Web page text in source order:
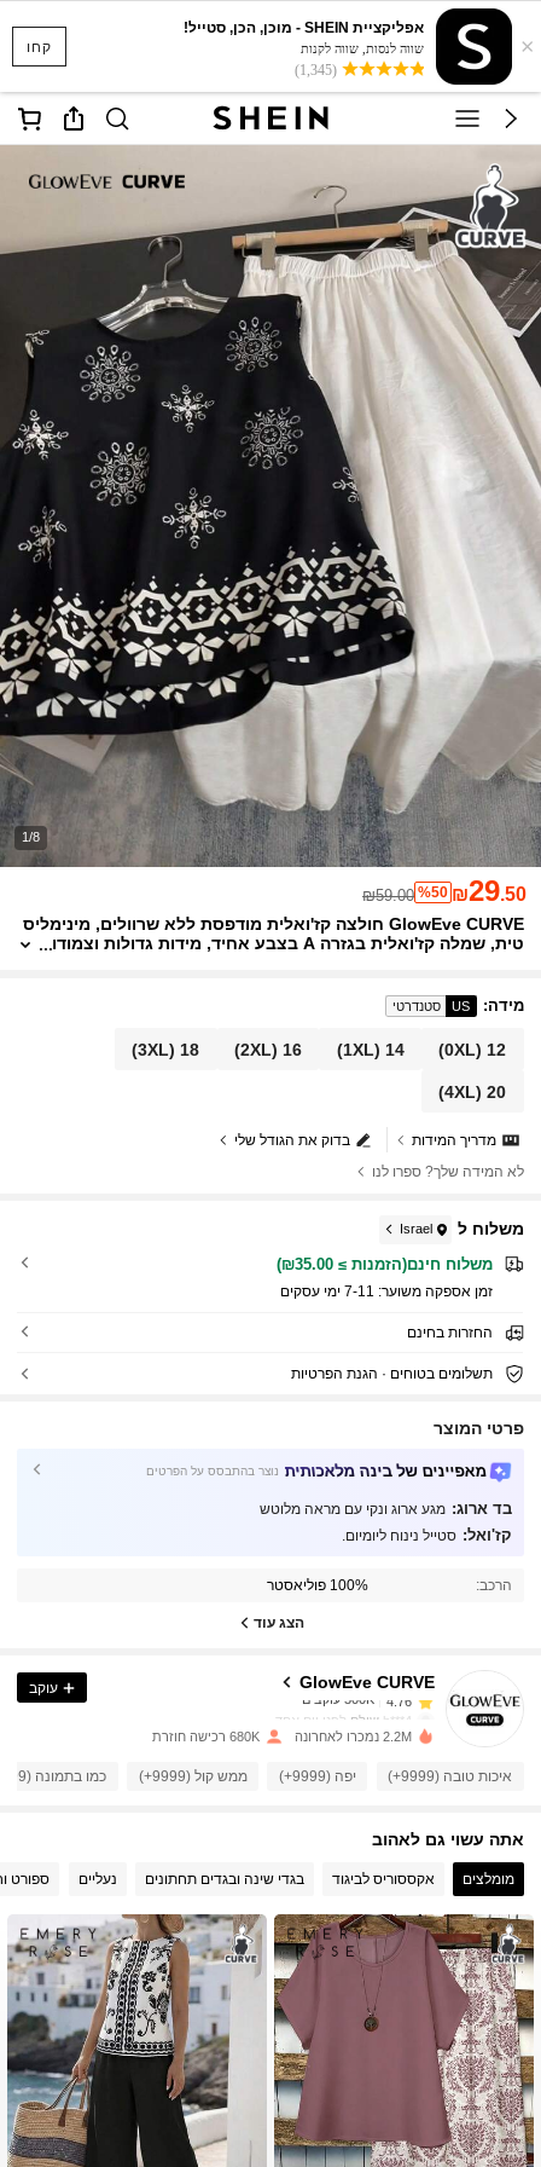
קחו ×
אפליקציית SHEIN - מוכן, הכן, סטייל!
שווה לנסות, שווה לקנות
(1,345)
1/8
₪29.50
%50
₪59.00
GlowEve CURVE חולצה קז'ואלית מודפסת ללא שרוולים, מינימליס
טית, שמלה קז'ואלית בגזרה A בצבע אחיד, מידות גדולות וצמודו
ה, טופ ומכנסיים, שני חלקים לחורף לנשים, בגדי חג לנשים
מידה:
US סטנדרטי
12
(0XL)
14
(1XL)
16
(2XL)
18
(3XL)
20
(4XL)
בדוק את הגודל שלי
מדריך המידות
לא המידה שלך? ספרו לנו
משלוח ל Israel
משלוח חינם(הזמנות ≥ ₪35.00)
זמן אספקה ​​משוער: 7-11 ימי עסקים
החזרות בחינם
תשלומים בטוחים · הגנת הפרטיות
פרטי המוצר
מאפיינים של בינה מלאכותית נוצר בהתבסס על הפרטים
בד ארוג: מגע ארוג ונקי עם מראה מלוטש
קז'ואל: סטייל נינוח ליומיום.
הרכב: 100% פוליאסטר
הצג עוד
GlowEve CURVE
4.76 300K עוקבים
4.76
300K עוקבים
h***4
לפני יום אחד
4.76 300K עוקבים
4.76 300K עוקבים
300K עוקבים
4.76 300K עוקבים
עוקב
2.2M נמכרו לאחרונה 680K רכישה חוזרת
איכות טובה (9999+) יפה (9999+) ממש קול (9999+) כמו בתמונה (9999+)
אתה עשוי גם לאהוב
מומלצים אקססוריס לביגוד בגדי שינה ובגדים תחתונים נעליים ספורט